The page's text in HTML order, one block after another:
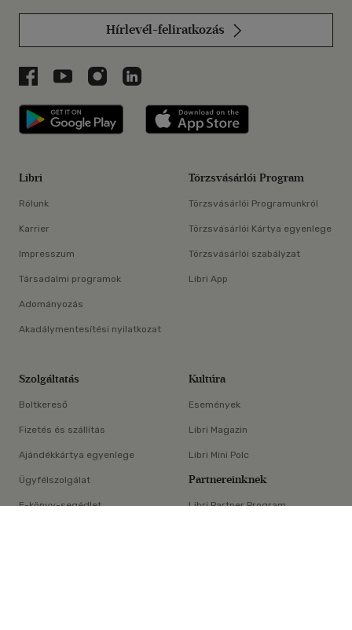
×
Hírlevél-feliratkozás
Libri a Facebookon
Libri a Youtube-on
Libri az Instagramon
Libri a LinkedInen
Libri applikáció Szerezd meg: Google
Libri
Rólunk
Karrier
Impresszum
Társadalmi programok
Adományozás
Akadálymentesítési nyilatkozat
Törzsvásárlói Program
Törzsvásárlói Programunkról
Törzsvásárlói Kártya egyenlege
Törzsvásárlói szabályzat
Libri App
Szolgáltatás
Boltkereső
Fizetés és szállítás
Ajándékkártya egyenlege
Ügyfélszolgálat
E-könyv-segédlet
Kultúra
Események
Libri Magazin
Libri Mini Polc
Partnereinknek
Libri Partner Program